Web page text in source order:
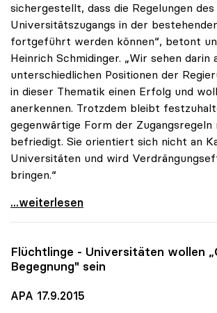
sichergestellt, dass die Regelungen des
Universitätszugangs in der
fortgeführt werden können“, betont
Heinrich Schmidinger. „Wir sehen darin
unterschiedlichen Positionen der
in dieser Thematik einen Erfolg und
anerkennen. Trotzdem bleibt
gegenwärtige Form der Zugangsregeln
befriedigt. Sie orientiert sich nicht an
Universitäten und wird
bringen.“
Schmidinger zu Uni-Zugang: Kernfrage
...weiterlesen
Flüchtlinge - Universitäten wollen
Begegnung" sein
APA 17.9.2015